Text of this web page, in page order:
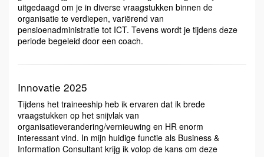
uitgedaagd om je in diverse vraagstukken binnen de
organisatie te verdiepen, variërend van
pensioenadministratie tot ICT. Tevens wordt je tijdens deze
periode begeleid door een coach.
Innovatie 2025
Tijdens het traineeship heb ik ervaren dat ik brede
vraagstukken op het snijvlak van
organisatieverandering/vernieuwing en HR enorm
interessant vind. In mijn huidige functie als Business &
Information Consultant krijg ik volop de kans om deze